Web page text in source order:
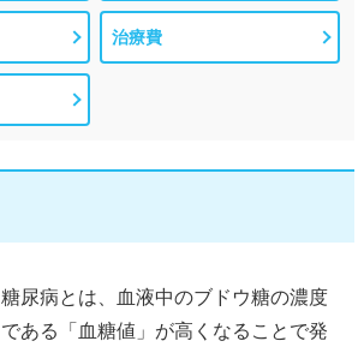
治療費
糖尿病とは、血液中のブドウ糖の濃度
である「血糖値」が高くなることで発